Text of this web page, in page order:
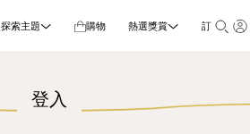
探索主題 購物 熱選獎賞 訂閱雜誌
登入